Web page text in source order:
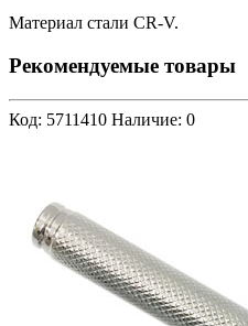
Материал стали CR-V.
Рекомендуемые товары
Код: 5711410 Наличие: 0